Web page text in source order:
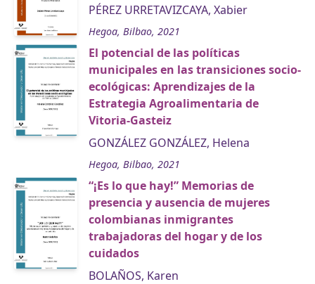
PÉREZ URRETAVIZCAYA, Xabier
Hegoa, Bilbao, 2021
El potencial de las políticas
municipales en las transiciones socio-
ecológicas: Aprendizajes de la
Estrategia Agroalimentaria de
Vitoria-Gasteiz
GONZÁLEZ GONZÁLEZ, Helena
Hegoa, Bilbao, 2021
“¡Es lo que hay!” Memorias de
presencia y ausencia de mujeres
colombianas inmigrantes
trabajadoras del hogar y de los
cuidados
BOLAÑOS, Karen